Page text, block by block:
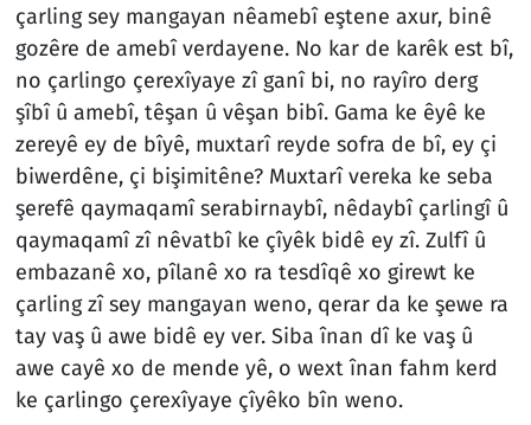
çarling sey mangayan nêamebî eştene axur, binê
gozêre de amebî verdayene. No kar de karêk est bî,
no çarlingo çerexîyaye zî ganî bi, no rayîro derg
şîbî û amebî, têşan û vêşan bibî. Gama ke êyê ke
zereyê ey de bîyê, muxtarî reyde sofra de bî, ey çi
biwerdêne, çi bişimitêne? Muxtarî vereka ke seba
şerefê qaymaqamî serabirnaybî, nêdaybî çarlingî û
qaymaqamî zî nêvatbî ke çîyêk bidê ey zî. Zulfî û
embazanê xo, pîlanê xo ra tesdîqê xo girewt ke
çarling zî sey mangayan weno, qerar da ke şewe ra
tay vaş û awe bidê ey ver. Siba înan dî ke vaş û
awe cayê xo de mende yê, o wext înan fahm kerd
ke çarlingo çerexîyaye çîyêko bîn weno.